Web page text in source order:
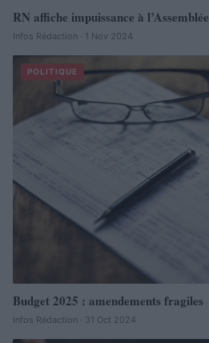
RN affiche impuissance à l’Assemblée
Infos Rédaction · 1 Nov 2024
POLITIQUE
Budget 2025 : amendements fragiles
Infos Rédaction · 31 Oct 2024